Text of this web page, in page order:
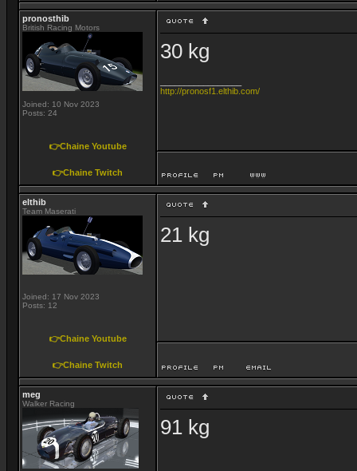
pronosthib
British Racing Motors
Joined: 10 Nov 2023
Posts: 24
👉Chaine Youtube
👉Chaine Twitch
30 kg
http://pronosf1.elthib.com/
elthib
Team Maserati
Joined: 17 Nov 2023
Posts: 12
👉Chaine Youtube
👉Chaine Twitch
21 kg
meg
Walker Racing
91 kg